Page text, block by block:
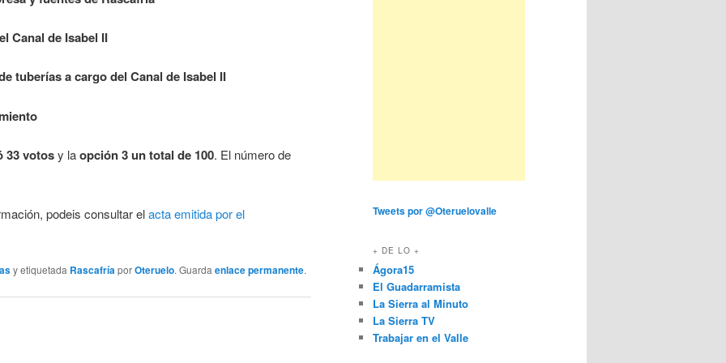
Canal de Isabel II
tuberías a cargo del Canal de Isabel II
33 votosy laopción 3 un total de 100. El número de
podeis consultar elacta emitida por el
y etiquetada RascafríaporOteruelo. Guarda enlace permanente.
Tweets por @Oteruelovalle
+ DE LO +
Ágora15
El Guadarramista
La Sierra al Minuto
La Sierra TV
Trabajar en el Valle